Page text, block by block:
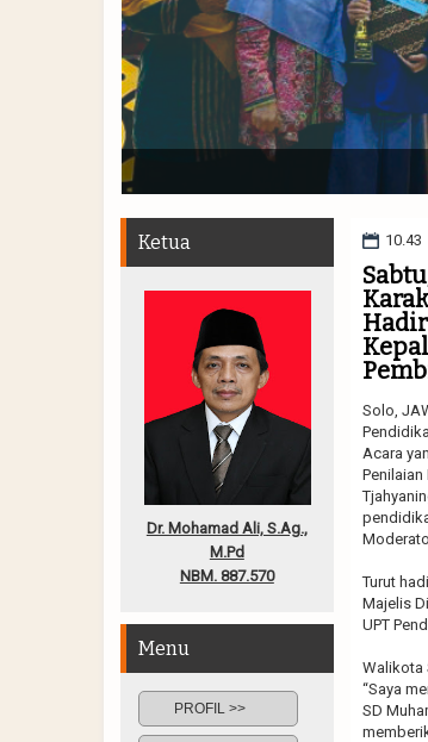
Sabtu, 19 November 2022. (dari kiri)
10.43
Solo,
Acara
Turut
Majelis
UPT
Walikota
“Saya
SD
Ketua
Dr. Mohamad Ali, S.Ag.,
M.Pd
NBM. 887.570
Menu
PROFIL >>